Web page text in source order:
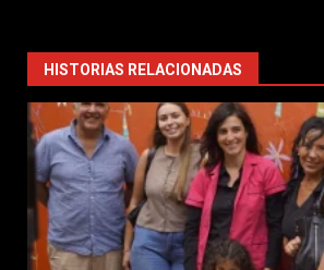
HISTORIAS RELACIONADAS